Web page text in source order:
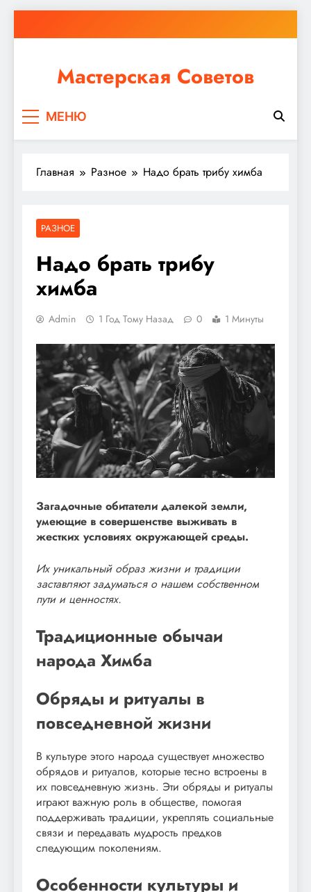
к
Мастерская Советов
ремонт или крупное строительство, в Мастерской
МЕНЮ
Главная Разное Надо брать трибу химба
РАЗНОЕ
Надо брать трибу
химба
Admin 1 Год Тому Назад 0 1 Минуты
Загадочные обитатели далекой земли,
умеющие в совершенстве выживать в
жестких условиях окружающей среды.
Их уникальный образ жизни и традиции
заставляют задуматься о нашем собственном
пути и ценностях.
Традиционные обычаи
народа Химба
Обряды и ритуалы в
повседневной жизни
В культуре этого народа существует множество
обрядов и ритуалов, которые тесно встроены в
их повседневную жизнь. Эти обряды и ритуалы
играют важную роль в обществе, помогая
поддерживать традиции, укреплять социальные
связи и передавать мудрость предков
следующим поколениям.
Особенности культуры и